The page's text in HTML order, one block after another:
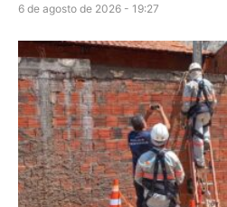
6 de agosto de 2026 - 19:27